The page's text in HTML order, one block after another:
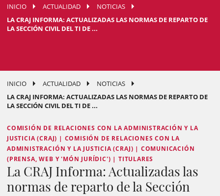
INICIO ACTUALIDAD
NOTICIAS
LA CRAJ INFORMA: ACTUALIZADAS LAS NORMAS DE REPARTO DE
LA SECCIÓN CIVIL DEL TI DE ...
INICIO ACTUALIDAD
NOTICIAS
LA CRAJ INFORMA: ACTUALIZADAS LAS NORMAS DE REPARTO DE
LA SECCIÓN CIVIL DEL TI DE ...
COMISIÓN DE RELACIONES CON LA ADMINISTRACIÓN Y LA
JUSTICIA (CRAJ) | COMISIÓN DE RELACIONES CON LA
ADMINISTRACIÓN Y LA JUSTICIA (CRAJ) | COMUNICACIÓN
(PRENSA, WEB Y 'MÓN JURÍDIC') | TITULARES
La CRAJ Informa: Actualizadas las
normas de reparto de la Sección